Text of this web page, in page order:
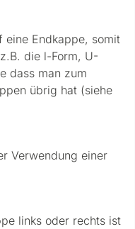
eine Endkappe, somit
die l-Form, U-
dass man zum
übrig hat (siehe
Verwendung einer
links oder rechts ist